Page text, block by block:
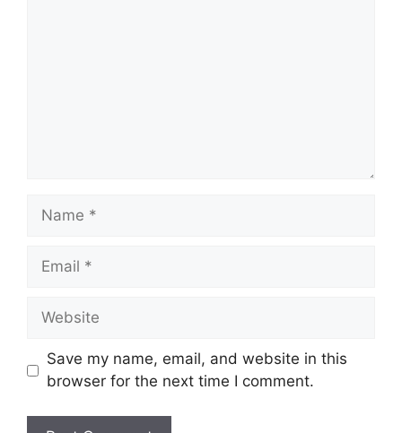
Name
Email
Website
Save my name, email, and website in this
browser for the next time I comment.